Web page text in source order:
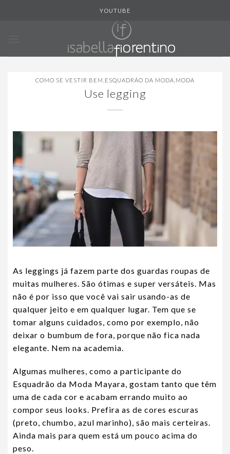
YOUTUBE
COMO SE VESTIR BEM ESQUADRÃO DA MODA MODA
Use legging
As leggings já fazem parte dos guardas roupas de
muitas mulheres. São ótimas e super versáteis. Mas
não é por isso que você vai sair usando-as de
qualquer jeito e em qualquer lugar. Tem que se
tomar alguns cuidados, como por exemplo, não
deixar o bumbum de fora, porque não fica nada
elegante. Nem na academia.
Algumas mulheres, como a participante do
Esquadrão da Moda Mayara, gostam tanto que têm
uma de cada cor e acabam errando muito ao
compor seus looks. Prefira as de cores escuras
(preto, chumbo, azul marinho), são mais certeiras.
Ainda mais para quem está um pouco acima do
peso.